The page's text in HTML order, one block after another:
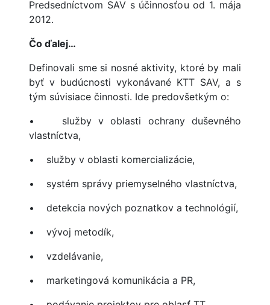
Predsedníctvom SAV s účinnosťou od 1. mája
2012.
Čo ďalej…
Definovali sme si nosné aktivity, ktoré by mali
byť v budúcnosti vykonávané KTT SAV, a s
tým súvisiace činnosti. Ide predovšetkým o:
• služby v oblasti ochrany duševného
vlastníctva,
• služby v oblasti komercializácie,
• systém správy priemyselného vlastníctva,
• detekcia nových poznatkov a technológií,
• vývoj metodík,
• vzdelávanie,
• marketingová komunikácia a PR,